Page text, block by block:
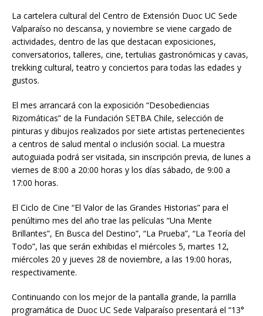
La cartelera cultural del Centro de Extensión Duoc UC Sede
Valparaíso no descansa, y noviembre se viene cargado de
actividades, dentro de las que destacan exposiciones,
conversatorios, talleres, cine, tertulias gastronómicas y cavas,
trekking cultural, teatro y conciertos para todas las edades y
gustos.
El mes arrancará con la exposición “Desobediencias
Rizomáticas” de la Fundación SETBA Chile, selección de
pinturas y dibujos realizados por siete artistas pertenecientes
a centros de salud mental o inclusión social. La muestra
autoguiada podrá ser visitada, sin inscripción previa, de lunes a
viernes de 8:00 a 20:00 horas y los días sábado, de 9:00 a
17:00 horas.
El Ciclo de Cine “El Valor de las Grandes Historias” para el
penúltimo mes del año trae las películas “Una Mente
Brillantes”, En Busca del Destino”, “La Prueba”, “La Teoría del
Todo”, las que serán exhibidas el miércoles 5, martes 12,
miércoles 20 y jueves 28 de noviembre, a las 19:00 horas,
respectivamente.
Continuando con los mejor de la pantalla grande, la parrilla
programática de Duoc UC Sede Valparaíso presentará el “13°